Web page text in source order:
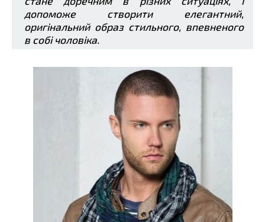
допоможе створити елегантний,
оригінальний образ стильного, впевненого
в собі чоловіка.